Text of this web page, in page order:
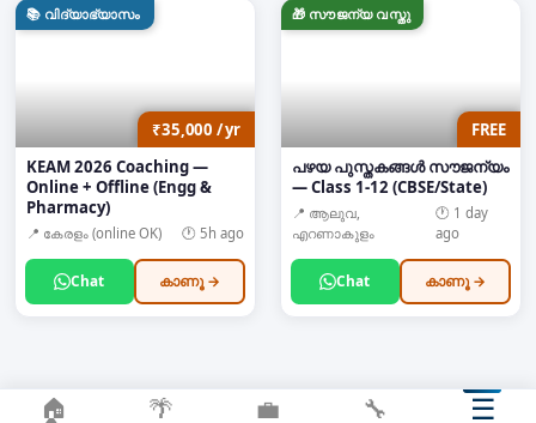
📚 വിദ്യാഭ്യാസം
₹35,000 / yr
KEAM 2026 Coaching —
Online + Offline (Engg &
Pharmacy)
📍 കേരളം (online OK) 🕐 5h ago
Chat കാണൂ →
🎁 സൗജന്യ വസ്തു
FREE
പഴയ പുസ്തകങ്ങൾ സൗജന്യം
— Class 1-12 (CBSE/State)
📍 ആലുവ,
എറണാകുളം
🕐 1 day
ago
Chat കാണൂ →
🏠 🌴 💼 🔧 ☰